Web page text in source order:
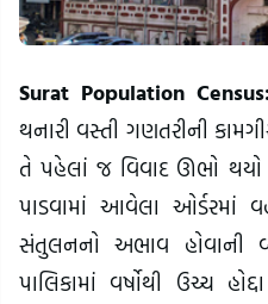
Surat Population
થનારી વસ્તી ગણતરીની
તે પહેલાં જ વિવાદ ઊભો થયો
પાડવામાં આવેલા ઓર્ડરમાં
સંતુલનનો અભાવ હોવાની
પાલિકામાં વર્ષોથી ઉચ્ચ